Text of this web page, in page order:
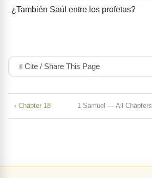
¿También Saúl entre los profe­tas?
Cite / Share This Page
‹ Chapter 18 1 Samuel — All Chapters